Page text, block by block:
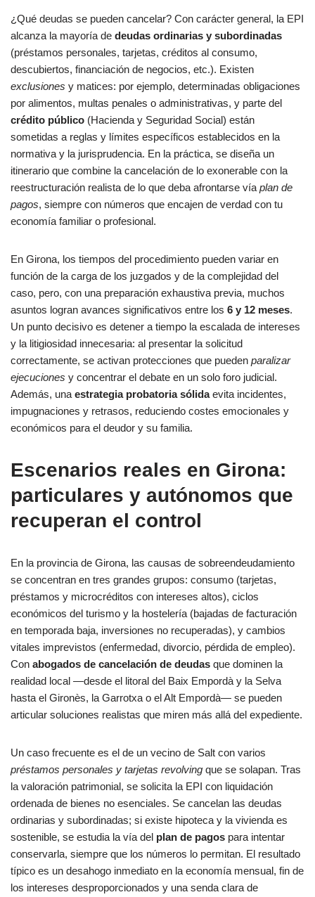
¿Qué deudas se pueden cancelar? Con carácter general, la EPI
alcanza la mayoría de deudas ordinarias y subordinadas
(préstamos personales, tarjetas, créditos al consumo,
descubiertos, financiación de negocios, etc.). Existen
exclusiones y matices: por ejemplo, determinadas obligaciones
por alimentos, multas penales o administrativas, y parte del
crédito público (Hacienda y Seguridad Social) están
sometidas a reglas y límites específicos establecidos en la
normativa y la jurisprudencia. En la práctica, se diseña un
itinerario que combine la cancelación de lo exonerable con la
reestructuración realista de lo que deba afrontarse vía plan de
pagos, siempre con números que encajen de verdad con tu
economía familiar o profesional.
En Girona, los tiempos del procedimiento pueden variar en
función de la carga de los juzgados y de la complejidad del
caso, pero, con una preparación exhaustiva previa, muchos
asuntos logran avances significativos entre los 6 y 12 meses.
Un punto decisivo es detener a tiempo la escalada de intereses
y la litigiosidad innecesaria: al presentar la solicitud
correctamente, se activan protecciones que pueden paralizar
ejecuciones y concentrar el debate en un solo foro judicial.
Además, una estrategia probatoria sólidaevita incidentes,
impugnaciones y retrasos, reduciendo costes emocionales y
económicos para el deudor y su familia.
Escenarios reales en Girona:
particulares y autónomos que
recuperan el control
En la provincia de Girona, las causas de sobreendeudamiento
se concentran en tres grandes grupos: consumo (tarjetas,
préstamos y microcréditos con intereses altos), ciclos
económicos del turismo y la hostelería (bajadas de facturación
en temporada baja, inversiones no recuperadas), y cambios
vitales imprevistos (enfermedad, divorcio, pérdida de empleo).
Con abogados de cancelación de deudas que dominen la
realidad local —desde el litoral del Baix Empordà y la Selva
hasta el Gironès, la Garrotxa o el Alt Empordà— se pueden
articular soluciones realistas que miren más allá del expediente.
Un caso frecuente es el de un vecino de Salt con varios
préstamos personales y tarjetas revolving que se solapan. Tras
la valoración patrimonial, se solicita la EPI con liquidación
ordenada de bienes no esenciales. Se cancelan las deudas
ordinarias y subordinadas; si existe hipoteca y la vivienda es
sostenible, se estudia la vía del plan de pagos para intentar
conservarla, siempre que los números lo permitan. El resultado
típico es un desahogo inmediato en la economía mensual, fin de
los intereses desproporcionados y una senda clara de